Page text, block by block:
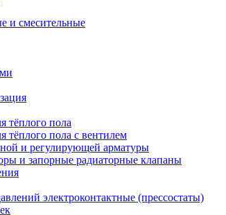
и смесительные
тёплого пола
тёплого пола с вентилем
и регулирующей арматуры
и запорные радиаторные клапаны
электроконтактные (прессостаты)